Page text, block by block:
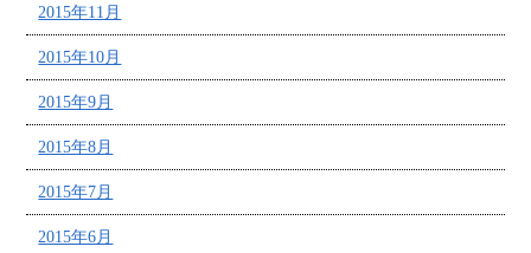
2015年11月
2015年10月
2015年9月
2015年8月
2015年7月
2015年6月